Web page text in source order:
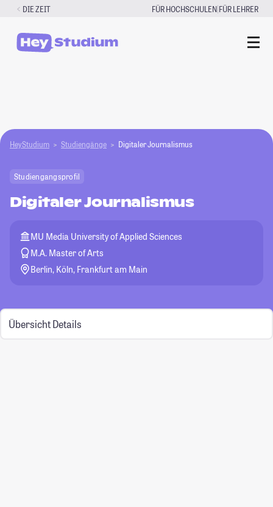
Zum
springen
DIE ZEIT FÜR HOCHSCHULEN|FÜR LEHRER
HeyStudium Studiengänge Digitaler Journalismus
Studiengangsprofil
Digitaler Journalismus
MU Media University of Applied Sciences
M.A. Master of Arts
Berlin, Köln, Frankfurt am Main
Übersicht Details